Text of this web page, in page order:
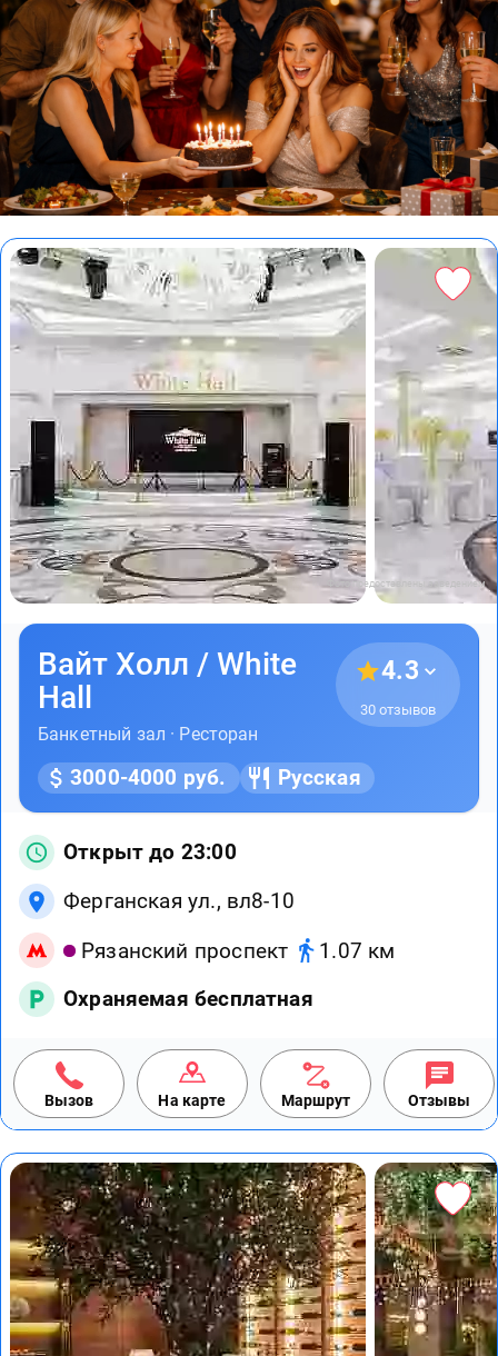
Фото предоставлены заведением
Вайт Холл / White
Hall
Банкетный зал · Ресторан
4.3
30 отзывов
3000-4000 руб. Русская
Открыт до 23:00
Ферганская ул., вл8-10
Рязанский проспект
1.07 км
Охраняемая бесплатная
Вызов На карте Маршрут Отзывы